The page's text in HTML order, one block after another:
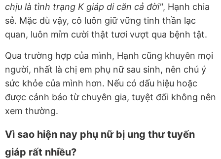
chịu là tình trạng K giáp di căn cả đời", Hạnh chia
sẻ. Mặc dù vậy, cô luôn giữ vững tinh thần lạc
quan, luôn mỉm cười thật tươi vượt qua bệnh tật.
Qua trường hợp của mình, Hạnh cũng khuyên mọi
người, nhất là chị em phụ nữ sau sinh, nên chú ý
sức khỏe của mình hơn. Nếu có dấu hiệu hoặc
được cảnh báo từ chuyên gia, tuyệt đối không nên
xem thường.
Vì sao hiện nay phụ nữ bị ung thư tuyến
giáp rất nhiều?